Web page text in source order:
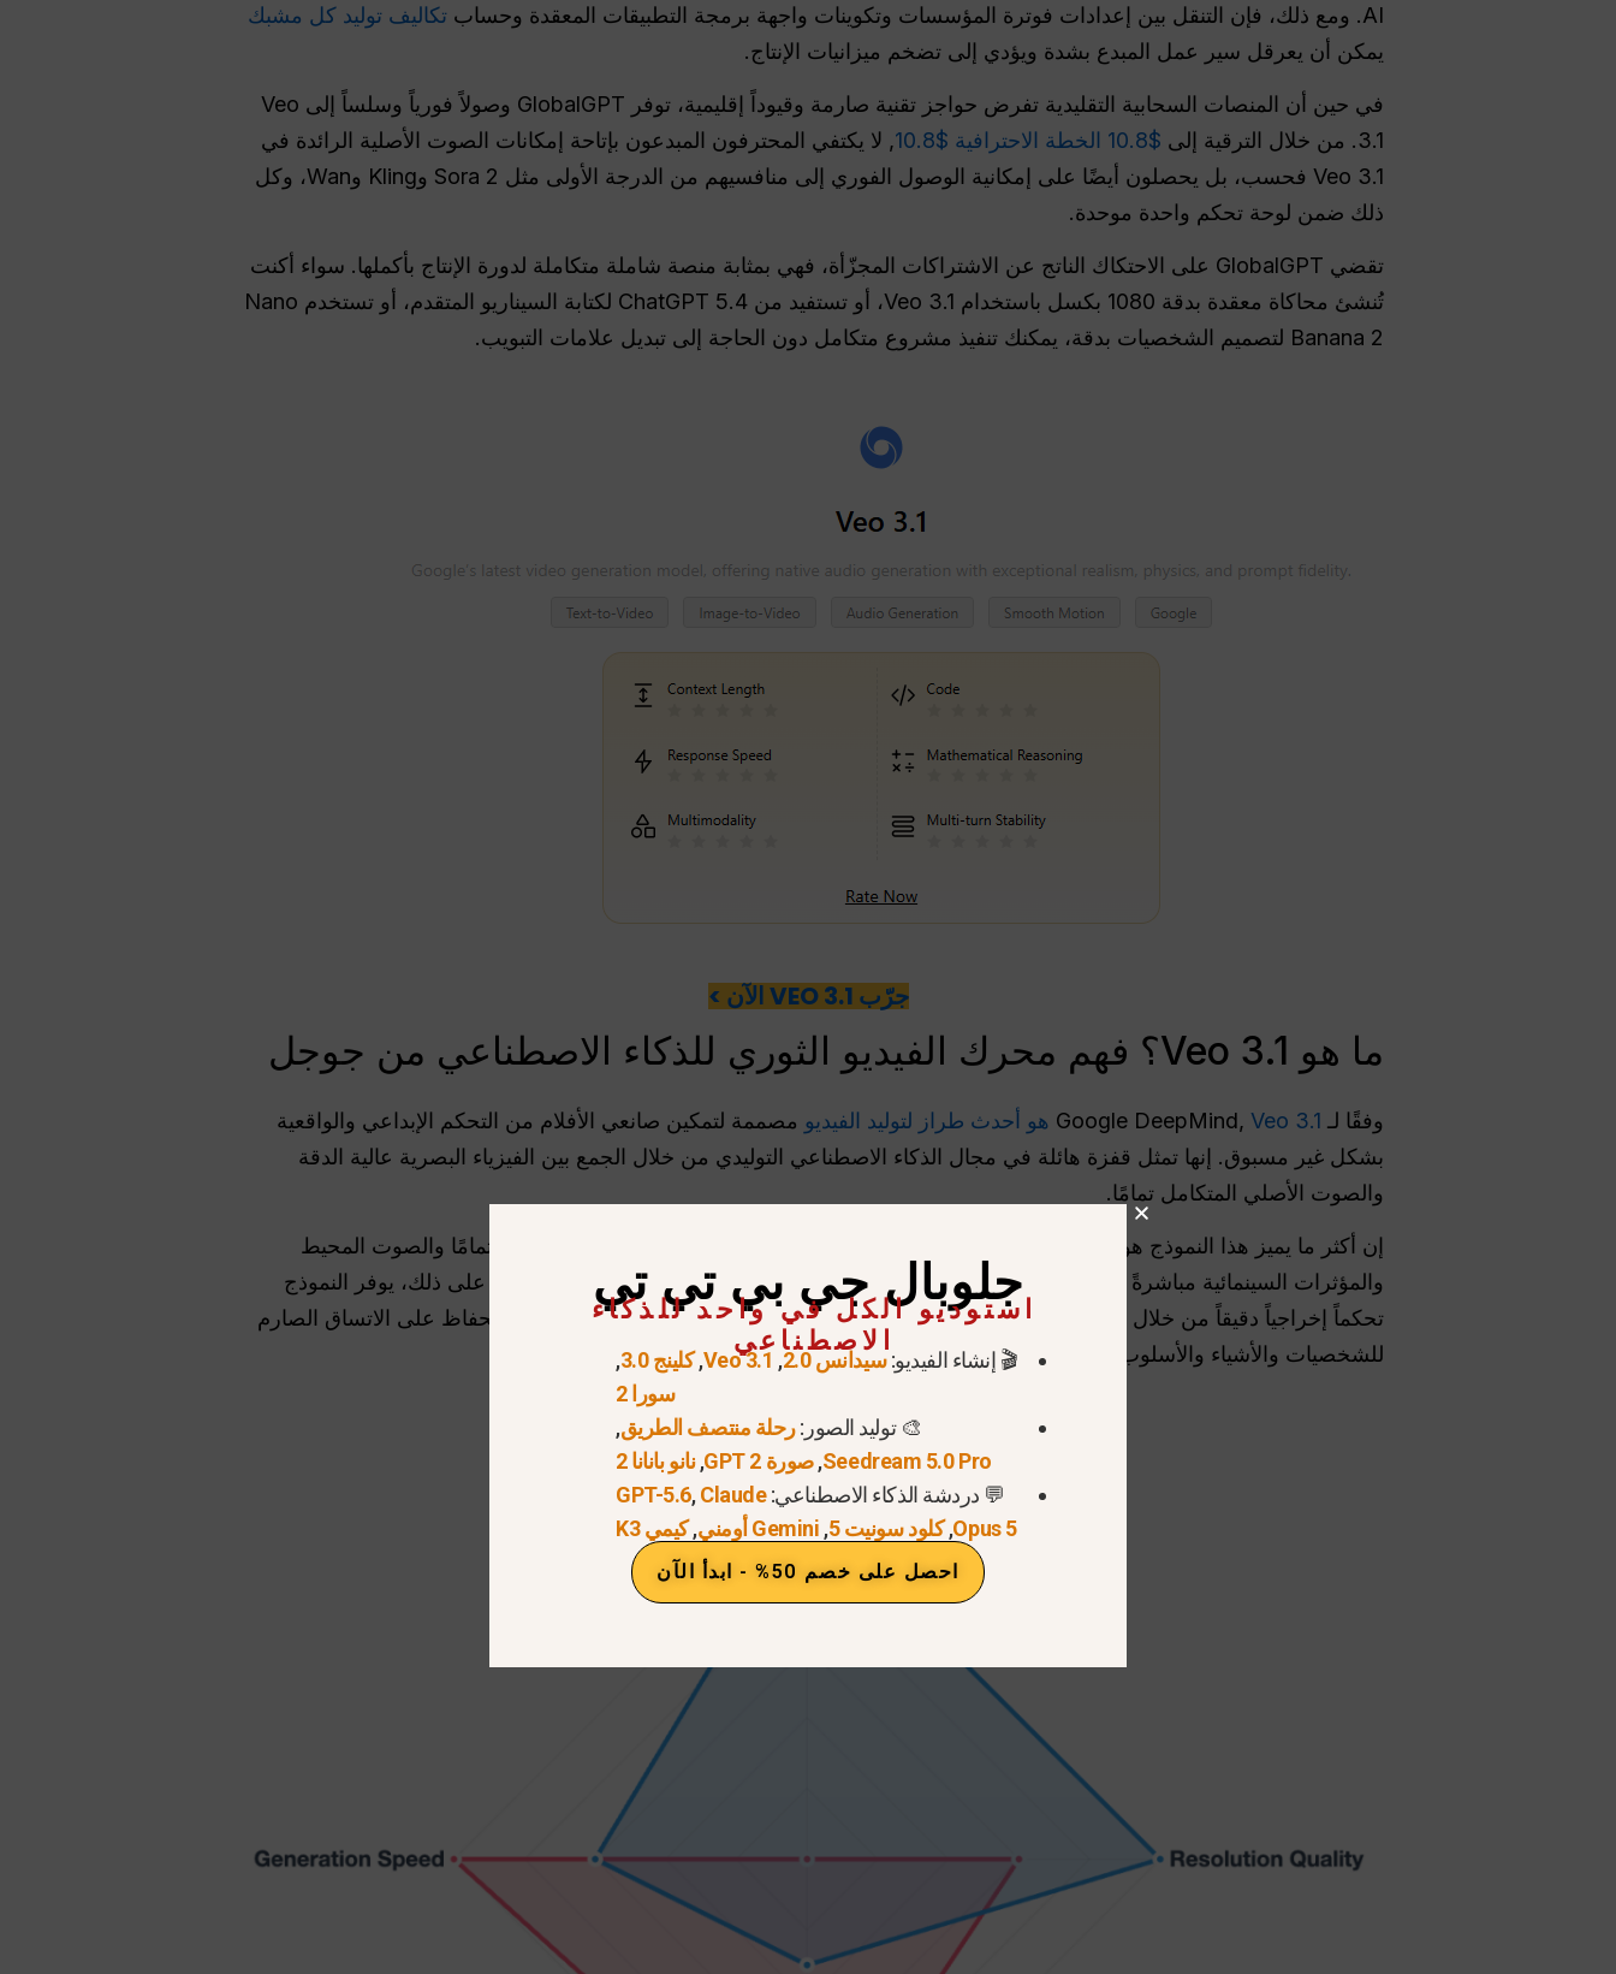
AI. ومع ذلك، فإن التنقل بين إعدادات فوترة المؤسسات وتكوينات واجهة برمجة التطبيقات المعقدة وحساب
تكاليف توليد كل مشبك
يمكن أن يعرقل سير عمل المبدع بشدة ويؤدي إلى تضخم ميزانيات الإنتاج.
في حين أن المنصات السحابية التقليدية تفرض حواجز تقنية صارمة وقيوداً إقليمية، توفر GlobalGPT وصولاً فورياً وسلساً إلى Veo
3.1. من خلال الترقية إلى
$10.8 الخطة الاحترافية $10.8
, لا يكتفي المحترفون المبدعون بإتاحة إمكانات الصوت الأصلية الرائدة في
Veo 3.1 فحسب، بل يحصلون أيضًا على إمكانية الوصول الفوري إلى منافسيهم من الدرجة الأولى مثل Sora 2 وKling وWan، وكل
ذلك ضمن لوحة تحكم واحدة موحدة.
تقضي GlobalGPT على الاحتكاك الناتج عن الاشتراكات المجزّأة، فهي بمثابة منصة شاملة متكاملة لدورة الإنتاج بأكملها. سواء أكنت
تُنشئ محاكاة معقدة بدقة 1080 بكسل باستخدام Veo 3.1، أو تستفيد من ChatGPT 5.4 لكتابة السيناريو المتقدم، أو تستخدم Nano
Banana 2 لتصميم الشخصيات بدقة، يمكنك تنفيذ مشروع متكامل دون الحاجة إلى تبديل علامات التبويب.
جرّب VEO 3.1 الآن >
ما هو Veo 3.1؟ فهم محرك الفيديو الثوري للذكاء الاصطناعي من جوجل
وفقًا لـ Google DeepMind, Veo 3.1 هو أحدث طراز لتوليد الفيديو
مصممة لتمكين صانعي الأفلام من التحكم الإبداعي والواقعية
بشكل غير مسبوق. إنها تمثل قفزة هائلة في مجال الذكاء الاصطناعي التوليدي من خلال الجمع بين الفيزياء البصرية عالية الدقة
والصوت الأصلي المتكامل تمامًا.
إن أكثر ما يميز هذا النموذج هو أنه يحتوي على
, الذي يقوم بتوليف الحوار المتزامن تمامًا والصوت المحيط
والمؤثرات السينمائية مباشرةً إلى جانب إطارات الفيديو دون الاعتماد على أدوات الطرف الثالث. وعلاوة على ذلك، يوفر النموذج
تحكماً إخراجياً دقيقاً من خلال ميزة “المكونات إلى الفيديو”، مما يسمح للمبدعين بتحميل صور مرجعية للحفاظ على الاتساق الصارم
للشخصيات والأشياء والأسلوب عبر أجيال متعددة.
جلوبال جي بي تي تي
استوديو الكل في واحد للذكاء
الاصطناعي
🎬 إنشاء الفيديو:سيدانس 2.0 ,
Veo 3.1
,كلينج 3.0
,
سورا 2
🎨 توليد الصور:رحلة منتصف الطريق,
Seedream 5.0 Pro
,صورة GPT 2 ,نانو بانانا 2
💬 دردشة الذكاء الاصطناعي:
GPT-5.6,Claude
Opus 5
,كلود سونيت 5 , Gemini أومني ,كيمي K3
احصل على خصم 50% - ابدأ الآن